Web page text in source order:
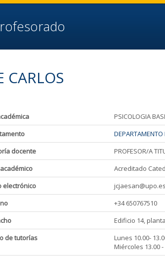
CARLOS
PSICOLOGIA
docente
PROFESOR/A
Acreditado
electrónico
jcjaesan@upo.es
+34 650767510
Edificio 14,
de tutorías
Lunes 10.00-
Miércoles 13.00 -